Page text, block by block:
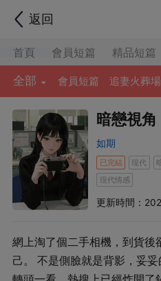
返回
首頁 會員短篇 精品短篇
全部 會員短篇 追妻火葬場
暗戀視角
如期
已完結 現代
現代情感
更新時間：
網上淘了個二手相機，到貨後
己。 不是側臉就是背影，妥妥